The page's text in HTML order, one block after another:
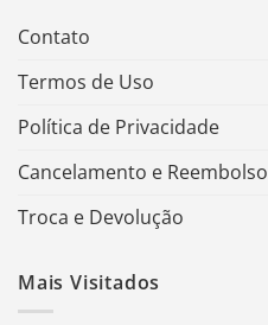
Contato
Termos de Uso
Política de Privacidade
Cancelamento e Reembolso
Troca e Devolução
Mais Visitados